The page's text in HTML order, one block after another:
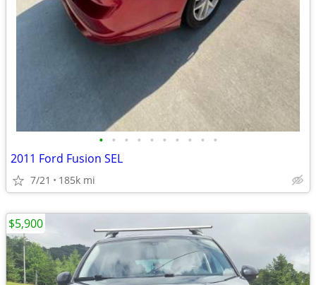
• • • • • • • • • •
2011 Ford Fusion SEL
7/21 185k mi
$5,900